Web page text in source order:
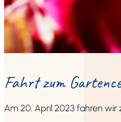
Fahrt zum
Am 20. April 2023 fah­ren